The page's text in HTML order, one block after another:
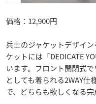
価格：12,900円
兵士のジャケットデザイ
ケットには「DEDICATE
います。フロント開閉式
としても着られる2WAY仕
で、どちらも欲しくなる完